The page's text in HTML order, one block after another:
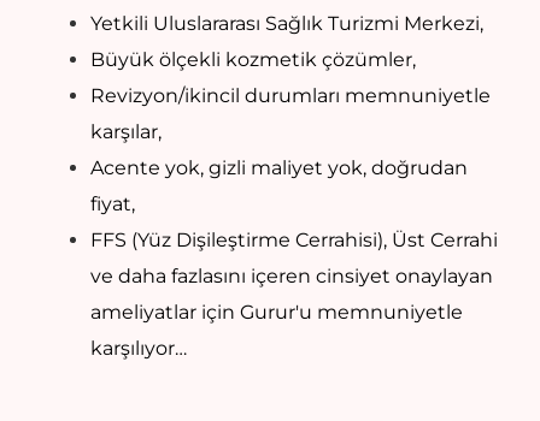
Yetkili Uluslararası Sağlık Turizmi Merkezi,
Büyük ölçekli kozmetik çözümler,
Revizyon/ikincil durumları memnuniyetle
karşılar,
Acente yok, gizli maliyet yok, doğrudan
fiyat,
FFS (Yüz Dişileştirme Cerrahisi), Üst Cerrahi
ve daha fazlasını içeren cinsiyet onaylayan
ameliyatlar için Gurur'u memnuniyetle
karşılıyor…